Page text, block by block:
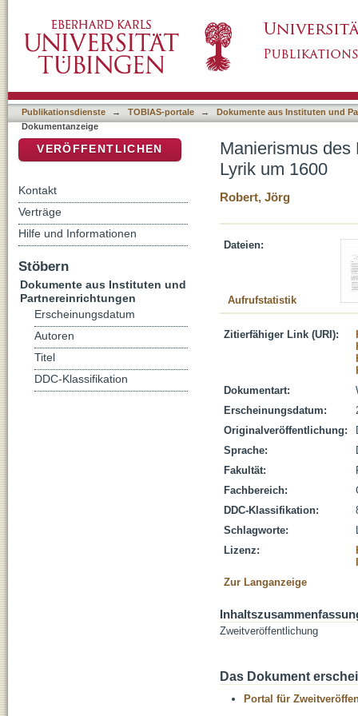
Publikationsdienste → TOBIAS-portale →
Dokumente aus Instituten und
Dokumentanzeige
Manierismus
Lyrik um 1600
Robert, Jörg
Dateien:
Aufrufstatistik
Zitierfähiger Link (URI):
Dokumentart:
Erscheinungsdatum:
Originalveröffentlichung:
Sprache:
Fakultät:
Fachbereich:
DDC-Klassifikation:
Schlagworte:
Lizenz:
Zur Langanzeige
Zweitveröffentlichung
Das Dokument
Portal für
VERÖFFENTLICHEN
Kontakt
Verträge
Hilfe und Informationen
Stöbern
Dokumente aus Instituten und
Partnereinrichtungen
Erscheinungsdatum
Autoren
Titel
DDC-Klassifikation